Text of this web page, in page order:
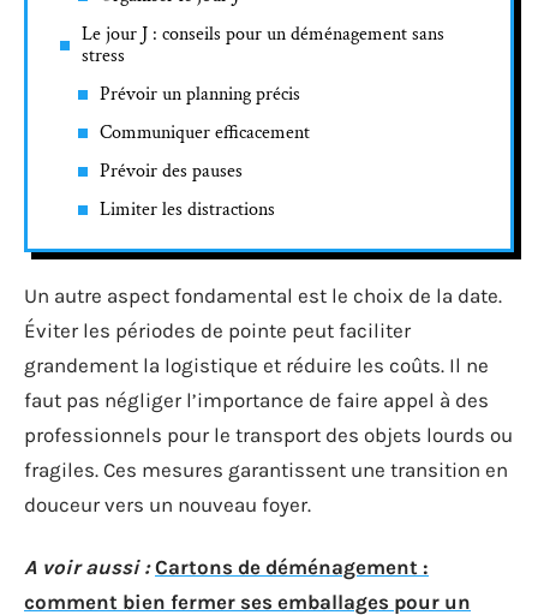
Le jour J : conseils pour un déménagement sans
stress
Prévoir un planning précis
Communiquer efficacement
Prévoir des pauses
Limiter les distractions
Un autre aspect fondamental est le choix de la date.
Éviter les périodes de pointe peut faciliter
grandement la logistique et réduire les coûts. Il ne
faut pas négliger l’importance de faire appel à des
professionnels pour le transport des objets lourds ou
fragiles. Ces mesures garantissent une transition en
douceur vers un nouveau foyer.
A voir aussi : Cartons de déménagement :
comment bien fermer ses emballages pour un